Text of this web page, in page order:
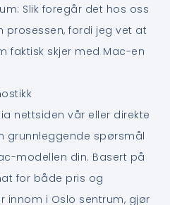
Slik foregår det hos oss
prosessen, fordi jeg vet at
faktisk skjer med Mac-en
nettsiden vår eller direkte
grunnleggende spørsmål
modellen din. Basert på
for både pris og
innom i Oslo sentrum, gjør